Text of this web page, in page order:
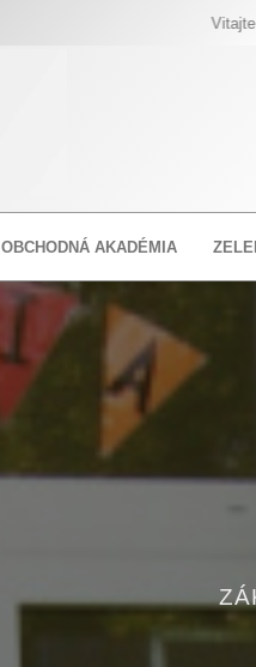
Vitajte na
OBCHODNÁ AKADÉMIA